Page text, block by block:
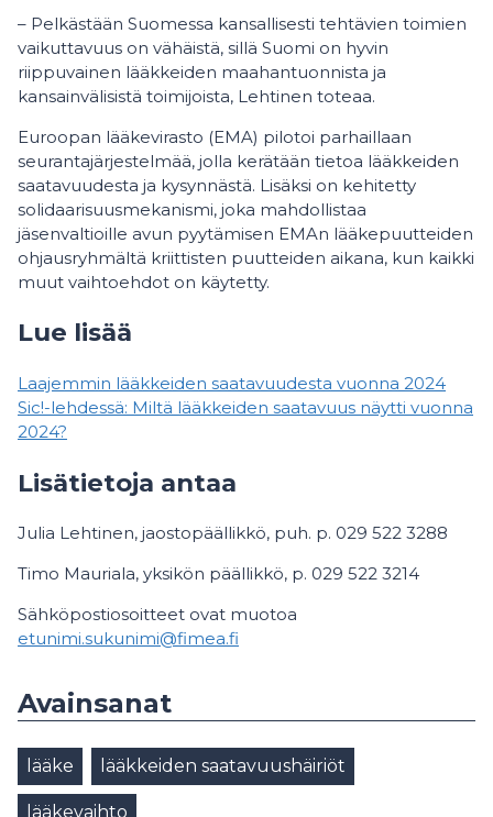
– Pelkästään Suomessa kansallisesti tehtävien toimien
vaikuttavuus on vähäistä, sillä Suomi on hyvin
riippuvainen lääkkeiden maahantuonnista ja
kansainvälisistä toimijoista, Lehtinen toteaa.
Euroopan lääkevirasto (EMA) pilotoi parhaillaan
seurantajärjestelmää, jolla kerätään tietoa lääkkeiden
saatavuudesta ja kysynnästä. Lisäksi on kehitetty
solidaarisuusmekanismi, joka mahdollistaa
jäsenvaltioille avun pyytämisen EMAn lääkepuutteiden
ohjausryhmältä kriittisten puutteiden aikana, kun kaikki
muut vaihtoehdot on käytetty.
Lue lisää
Laajemmin lääkkeiden saatavuudesta vuonna 2024
Sic!-lehdessä: Miltä lääkkeiden saatavuus näytti vuonna
2024?
Lisätietoja antaa
Julia Lehtinen, jaostopäällikkö, puh. p. 029 522 3288
Timo Mauriala, yksikön päällikkö, p. 029 522 3214
Sähköpostiosoitteet ovat muotoa
etunimi.sukunimi@fimea.fi
Avainsanat
lääke lääkkeiden saatavuushäiriöt
lääkevaihto